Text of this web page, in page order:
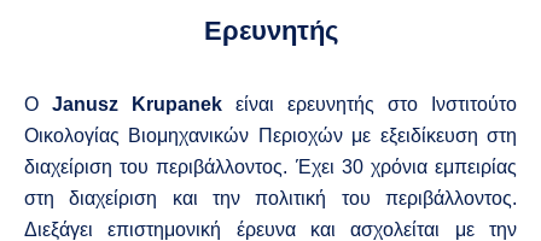
Ερευνητής
Ο Janusz Krupanek είναι ερευνητής στο Ινστιτούτο
Οικολογίας Βιομηχανικών Περιοχών με εξειδίκευση στη
διαχείριση του περιβάλλοντος. Έχει 30 χρόνια εμπειρίας
στη διαχείριση και την πολιτική του περιβάλλοντος.
Διεξάγει επιστημονική έρευνα και ασχολείται με την